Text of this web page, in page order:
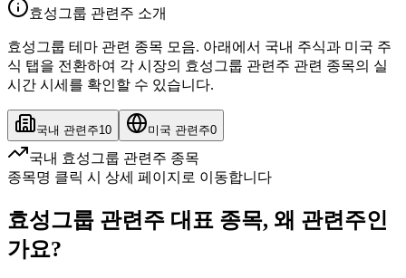
효성그룹 관련주 소개
효성그룹 테마 관련 종목 모음. 아래에서 국내 주식과 미국 주
식 탭을 전환하여 각 시장의 효성그룹 관련주 관련 종목의 실
시간 시세를 확인할 수 있습니다.
국내 관련주10 미국 관련주0
국내 효성그룹 관련주 종목
종목명 클릭 시 상세 페이지로 이동합니다
효성그룹 관련주 대표 종목, 왜 관련주인
가요?